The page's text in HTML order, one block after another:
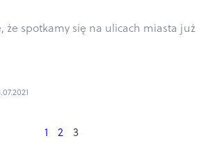
że spotkamy się na ulicach miasta już
1 2 3